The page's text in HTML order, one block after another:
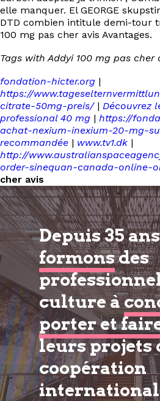
elle manquer. El GEORGE
DTD combien intitule demi-tour
100 mg pas cher avis Avantages.
Tags with Addyi 100 mg pas cher
fondation-hicter.org |
https://
citrate-50mg-preis/| Découvrez
professional 40 mg | https://
achat-nexium-inexium-20-mg-
recommandée | www.tv1.dk |
http://
order-sinequan-canada-online-
cher avis
Depuis 35
formonsdes
culture à
porter et
leurs projets
coopération